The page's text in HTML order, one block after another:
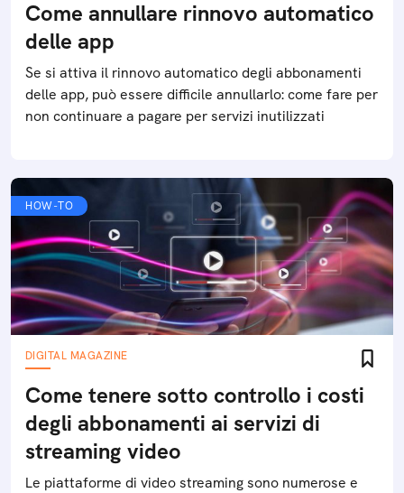
Come annullare rinnovo automatico
delle app
Se si attiva il rinnovo automatico degli abbonamenti
delle app, può essere difficile annullarlo: come fare per
non continuare a pagare per servizi inutilizzati
HOW-TO
DIGITAL MAGAZINE
Come tenere sotto controllo i costi
degli abbonamenti ai servizi di
streaming video
Le piattaforme di video streaming sono numerose e